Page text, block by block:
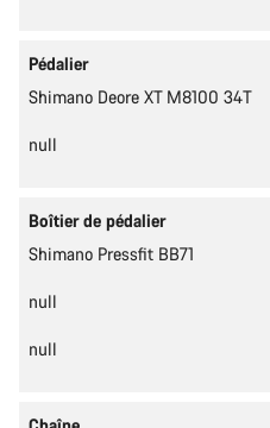
Pédalier
Shimano Deore XT M8100 34T
null
Boîtier de pédalier
Shimano Pressfit BB71
null
null